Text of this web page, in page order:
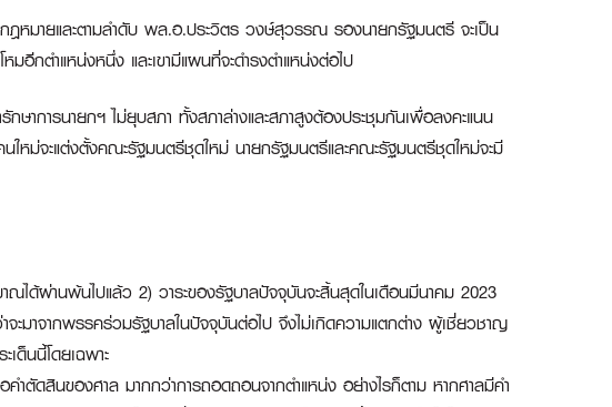
ฎหมายและตามลำดับ พล.อ.ประวิตร วงษ์สุวรรณ รองนายกรัฐมนตรี จะเป็น
กตำแหน่งหนึ่ง และเขามีแผนที่จะดำรงตำแหน่งต่อไป
าการนายกฯ ไม่ยุบสภา ทั้งสภาล่างและสภาสูงต้องประชุมกันเพื่อลงคะแนน
หม่จะแต่งตั้งคณะรัฐมนตรีชุดใหม่ นายกรัฐมนตรีและคณะรัฐมนตรีชุดใหม่จะมี
ได้ผ่านพ้นไปแล้ว 2) วาระของรัฐบาลปัจจุบันจะสิ้นสุดในเดือนมีนาคม 2023
มาจากพรรคร่วมรัฐบาลในปัจจุบันต่อไป จึงไม่เกิดความแตกต่าง ผู้เชี่ยวชาญ
ด็นนี้โดยเฉพาะ
คำตัดสินของศาล มากกว่าการถอดถอนจากตำแหน่ง อย่างไรก็ตาม หากศาลมีคำ